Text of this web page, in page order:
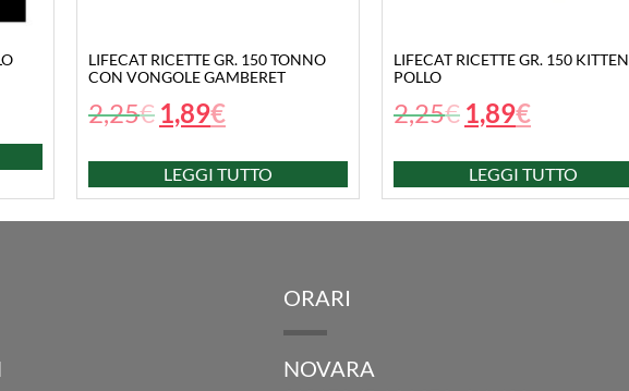
LIFECAT RICETTE GR. 150 TONNO
CON VONGOLE GAMBERET
2,25€ 1,89€
LEGGI TUTTO
LIFECAT RICETTE GR. 150 KITTEN
POLLO
2,25€ 1,89€
LEGGI TUTTO
ORARI
NOVARA